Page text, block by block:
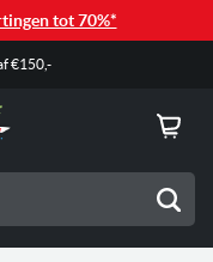
tot 70%*
€150,-